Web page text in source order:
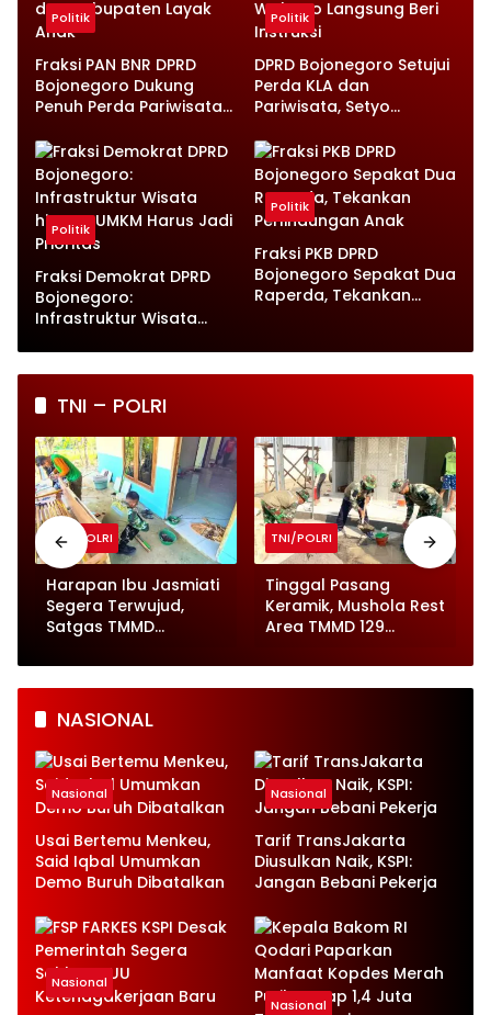
Politik
Fraksi PAN BNR DPRD
Bojonegoro Dukung
Penuh Perda Pariwisata
Anak
Politik
DPRD Bojonegoro Setujui
Perda KLA dan
Pariwisata, Setyo
Instruksi
Politik
Fraksi Demokrat DPRD
Bojonegoro:
Infrastruktur Wisata
Prioritas
Politik
Fraksi PKB DPRD
Bojonegoro Sepakat Dua
Raperda, Tekankan
TNI – POLRI
TNI/POLRI
Harapan Ibu Jasmiati
Segera Terwujud,
Satgas TMMD
Renovasi Rumah
TNI/POLRI
Tinggal Pasang
Keramik, Mushola Rest
Area TMMD 129
Dibuka
NASIONAL
Nasional
Usai Bertemu Menkeu,
Said Iqbal Umumkan
Demo Buruh Dibatalkan
Nasional
Tarif TransJakarta
Diusulkan Naik, KSPI:
Jangan Bebani Pekerja
Nasional
Nasional